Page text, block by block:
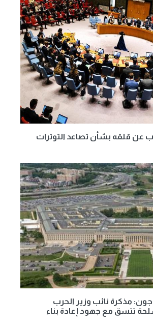
عن قلقه بشأن تصاعد التوترات
مذكرة نائب وزير الحرب
تتسق مع جهود إعادة بناء